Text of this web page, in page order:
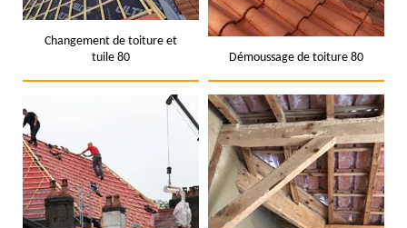
Changement de toiture et
tuile 80
Démoussage de toiture 80